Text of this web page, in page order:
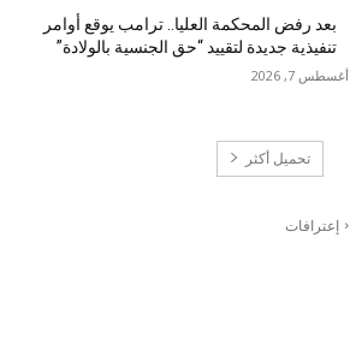
بعد رفض المحكمة العليا.. ترامب يوقع أوامر
تنفيذية جديدة لتقييد “حق الجنسية بالولادة”
أغسطس 7, 2026
تحميل أكثر
إعترافات